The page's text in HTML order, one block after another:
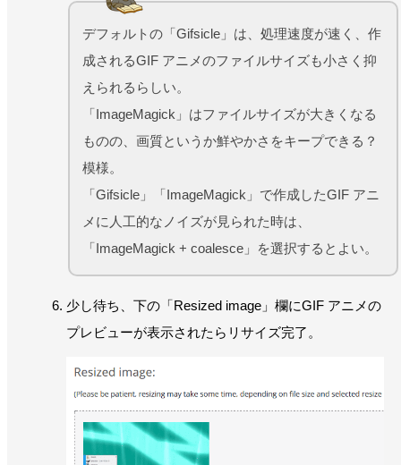
デフォルトの「Gifsicle」は、処理速度が速く、作
成されるGIF アニメのファイルサイズも小さく抑
えられるらしい。
「ImageMagick」はファイルサイズが大きくなる
ものの、画質というか鮮やかさをキープできる？
模様。
「Gifsicle」「ImageMagick」で作成したGIF アニ
メに人工的なノイズが見られた時は、
「ImageMagick + coalesce」を選択するとよい。
少し待ち、下の「Resized image」欄にGIF アニメの
プレビューが表示されたらリサイズ完了。